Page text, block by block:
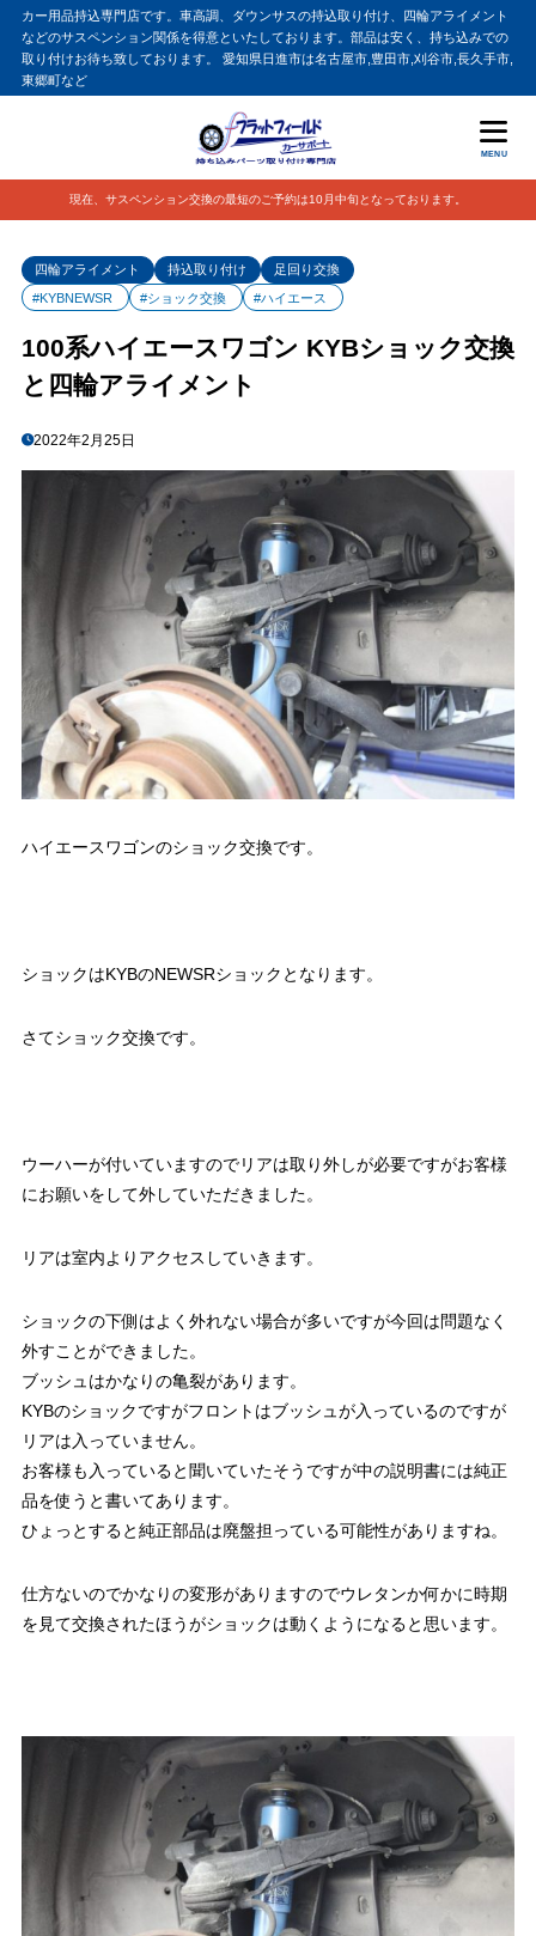
カー用品持込専門店です。車高調、ダウンサスの持込取り付け、四輪アライメント
などのサスペンション関係を得意といたしております。部品は安く、持ち込みでの
取り付けお待ち致しております。 愛知県日進市は名古屋市,豊田市,刈谷市,長久手市,
東郷町など
MENU
現在、サスペンション交換の最短のご予約は10月中旬となっております。
四輪アライメント 持込取り付け
足回り交換
#KYBNEWSR
#ショック交換 #ハイエース
100系ハイエースワゴン KYBショック交換
と四輪アライメント
2022年2月25日
ハイエースワゴンのショック交換です。
ショックはKYBのNEWSRショックとなります。
さてショック交換です。
ウーハーが付いていますのでリアは取り外しが必要ですがお客様
にお願いをして外していただきました。
リアは室内よりアクセスしていきます。
ショックの下側はよく外れない場合が多いですが今回は問題なく
外すことができました。
ブッシュはかなりの亀裂があります。
KYBのショックですがフロントはブッシュが入っているのですが
リアは入っていません。
お客様も入っていると聞いていたそうですが中の説明書には純正
品を使うと書いてあります。
ひょっとすると純正部品は廃盤担っている可能性がありますね。
仕方ないのでかなりの変形がありますのでウレタンか何かに時期
を見て交換されたほうがショックは動くようになると思います。